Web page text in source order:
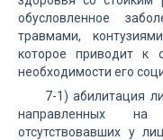
обусловленное
травмами,
которое приводит к
необходимости его
7-1) абилитация
направленных
отсутствовавших у